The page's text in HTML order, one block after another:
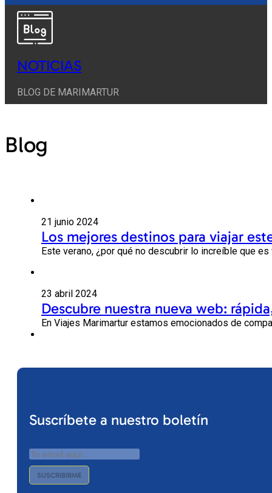
NOTICIAS
BLOG DE MARIMARTUR
Blog
21 junio 2024
Los mejores destinos para viajar
Este verano, ¿por qué no descubrir lo increíble que
23 abril 2024
Descubre nuestra nueva web:
En Viajes Marimartur estamos emocionados de
Suscríbete a nuestro boletín
SUSCRIBIRME